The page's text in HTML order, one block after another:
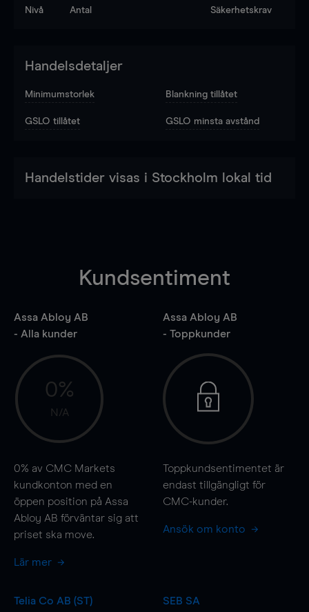
Nivå Antal Säkerhetskrav
Handelsdetaljer
Minimumstorlek Blankning tillåtet
GSLO tillåtet GSLO minsta avstånd
Handelstider visas i Stockholm lokal tid
Kundsentiment
Assa Abloy AB
- Alla kunder
0%
N/A
0% av CMC Markets
kundkonton med en
öppen position på Assa
Abloy AB förväntar sig att
priset ska move.
Lär mer
Assa Abloy AB
- Toppkunder
Toppkundsentimentet är
endast tillgängligt för
CMC-kunder.
Ansök om konto
Telia Co AB (ST)
SEB SA